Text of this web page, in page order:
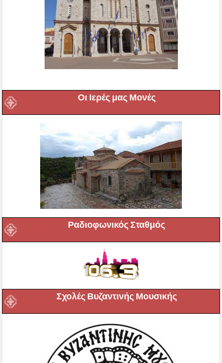
Οι Ιερές μας Μονές
Ραδιοφωνικός Σταθμός
Σχολές Βυζαντινής Μουσικής